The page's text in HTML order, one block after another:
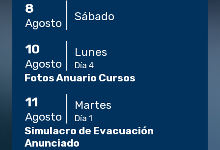
8
Agosto Sábado
10
Agosto
Lunes
Día 4
Fotos Anuario Cursos
11
Agosto
Martes
Día 1
Simulacro de Evacuación
Anunciado